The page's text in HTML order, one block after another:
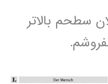
سطحم بالاتر